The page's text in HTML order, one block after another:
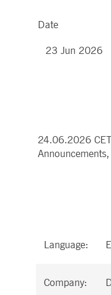
Date
23 Jun 2026
24.06.2026
Language:
Company: